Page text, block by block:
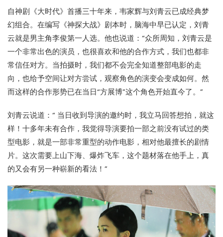
自神剧《大时代》首播三十年来，韦家辉与刘青云已成经典梦
幻组合。在编写《神探大战》剧本时，脑海中早已认定，刘青
云就是男主角李俊第一人选。他也说道：“众所周知，刘青云是
一个非常出色的演员，也很喜欢和他的合作方式，我们也都非
常信任对方。当拍摄时，我们都不会完全知道整部电影的走
向，也给予空间让对方尝试，观察角色的演变会变成如何。然
而这样的合作形势已在当日“方展博”这个角色开始直今了。”
刘青云说道：“ 当日收到导演的邀约时，我立马回答想拍，就这
样！十多年未有合作，我觉得导演要拍一部之前没有试过的类
型电影，就是一部非常重型的动作电影，相对他最擅长的剧情
片。这次需要上山下海、爆炸飞车，这个题材落在他手上，真
的又会有另一种崭新的看法！”